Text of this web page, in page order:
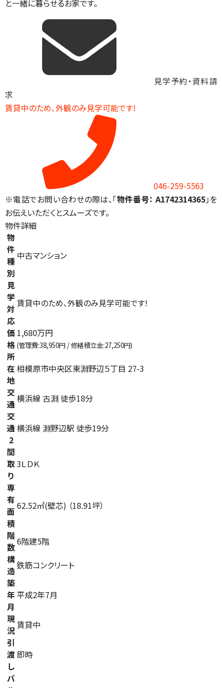
と一緒に暮らせるお家です。
見学予約・資料請
求
賃貸中のため、外観のみ見学可能です!
046-259-5563
※電話でお問い合わせの際は、「物件番号： A1742314365」を
お伝えいただくとスムーズです。
物件詳細
物
件
種
別
中古マンション
見
学
対
応
賃貸中のため、外観のみ見学可能です!
価
格
1,680万円
(管理費:38,950円 / 修繕積立金:27,250円)
所
在
地
相模原市中央区東淵野辺５丁目 27-3
交
通横浜線 古淵 徒歩18分
交
通
2
横浜線 淵野辺駅 徒歩19分
間
取
り
3ＬＤＫ
専
有
面
積
62.52㎡(壁芯) （18.91坪）
階
数6階建5階
構
造鉄筋コンクリート
築
年
月
平成2年7月
現
況賃貸中
引
渡
し
即時
バ